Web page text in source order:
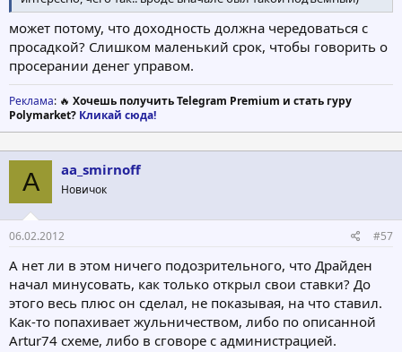
может потому, что доходность должна чередоваться с
просадкой? Слишком маленький срок, чтобы говорить о
просерании денег управом.
Реклама: 🔥 Хочешь получить Telegram Premium и стать гуру
Polymarket? Кликай сюда!
A aa_smirnoff
Новичок
06.02.2012 #57
А нет ли в этом ничего подозрительного, что Драйден
начал минусовать, как только открыл свои ставки? До
этого весь плюс он сделал, не показывая, на что ставил.
Как-то попахивает жульничеством, либо по описанной
Artur74 схеме, либо в сговоре с администрацией.